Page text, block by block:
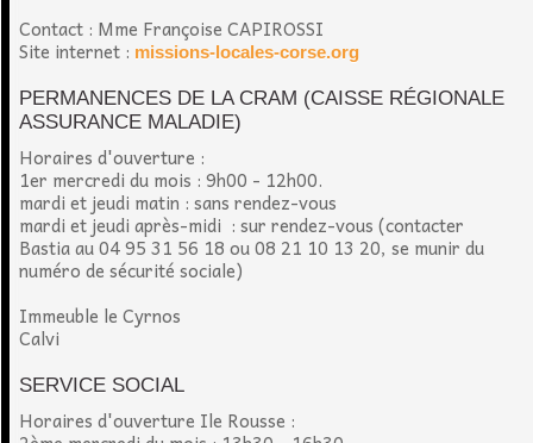
Contact : Mme Françoise CAPIROSSI
Site internet : missions-locales-corse.org
PERMANENCES DE LA CRAM (CAISSE RÉGIONALE
ASSURANCE MALADIE)
Horaires d'ouverture :
1er mercredi du mois : 9h00 - 12h00.
mardi et jeudi matin : sans rendez-vous
mardi et jeudi après-midi : sur rendez-vous (contacter
Bastia au 04 95 31 56 18 ou 08 21 10 13 20, se munir du
numéro de sécurité sociale)
Immeuble le Cyrnos
Calvi
SERVICE SOCIAL
Horaires d'ouverture Ile Rousse :